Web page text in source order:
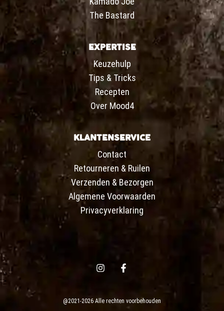
The Bastard
EXPERTISE
Keuzehulp
Tips & Tricks
Recepten
Over Mood4
KLANTENSERVICE
Contact
Retourneren & Ruilen
Verzenden & Bezorgen
Algemene Voorwaarden
Privacyverklaring
@2021-2026 Alle rechten voorbehouden